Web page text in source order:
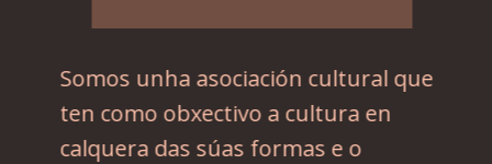
Somos unha asociación cultural que
ten como obxectivo a cultura en
calquera das súas formas e o